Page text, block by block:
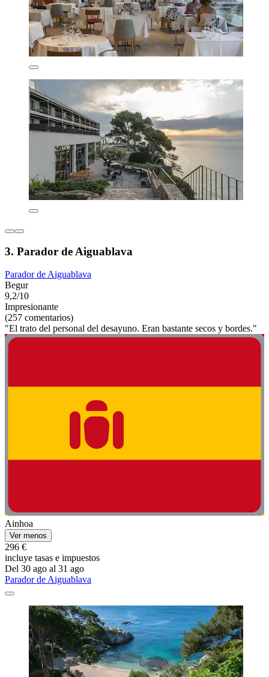
3. Parador de Aiguablava
Parador de Aiguablava
Begur
9,2/10
Impresionante
(257 comentarios)
"El trato del personal del desayuno. Eran bastante secos y bordes."
Ainhoa
Ver menos
296 €
incluye tasas e impuestos
Del 30 ago al 31 ago
Parador de Aiguablava